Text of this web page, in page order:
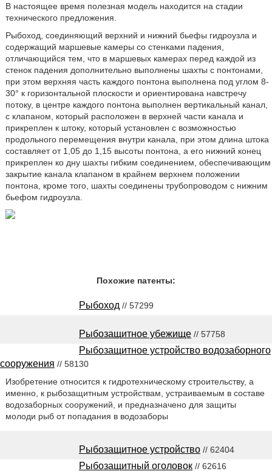
В настоящее время полезная модель находится на стадии
технического предложения.
Рыбоход, соединяющий верхний и нижний бьефы гидроузла и
содержащий маршевые камеры со стенками падения,
отличающийся тем, что в маршевых камерах перед каждой из
стенок падения дополнительно выполнены шахты с понтонами,
при этом верхняя часть каждого понтона выполнена под углом 8-
30° к горизонтальной плоскости и ориентирована навстречу
потоку, в центре каждого понтона выполнен вертикальный канал,
с клапаном, который расположен в верхней части канала и
прикреплен к штоку, который установлен с возможностью
продольного перемещения внутри канала, при этом длина штока
составляет от 1,05 до 1,15 высоты понтона, а его нижний конец
прикреплен ко дну шахты гибким соединением, обеспечивающим
закрытие канала клапаном в крайнем верхнем положении
понтона, кроме того, шахты соединены трубопроводом с нижним
бьефом гидроузла.
Похожие патенты:
Рыбоход // 57299
Рыбозащитное убежище // 57758
Рыбозащитное устройство водозаборного
сооружения // 58130
Изобретение относится к гидротехническому строительству, а
именно, к рыбозащитным устройствам, устраиваемым в составе
водозаборных сооружений, и предназначено для защиты
молоди рыб от попадания в водозаборы
Рыбозащитное устройство // 62404
Рыбозащитный оголовок // 62616